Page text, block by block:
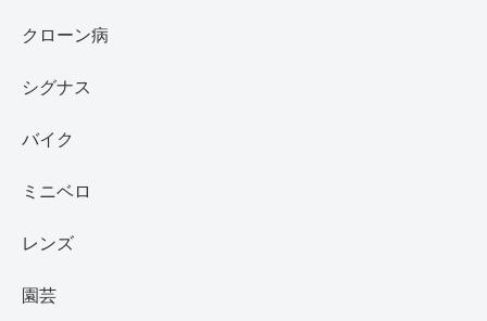
クローン病
シグナス
バイク
ミニベロ
レンズ
園芸